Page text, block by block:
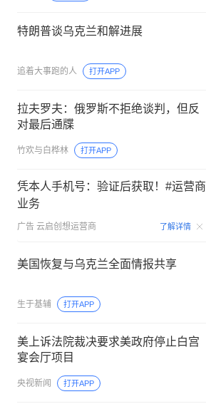
特朗普谈乌克兰和解进展
追着大事跑的人 打开APP
拉夫罗夫：俄罗斯不拒绝谈判，但反
对最后通牒
竹欢与白桦林 打开APP
凭本人手机号：验证后获取！#运营商
业务
广告 云启创想运营商 了解详情
美国恢复与乌克兰全面情报共享
生于基辅 打开APP
美上诉法院裁决要求美政府停止白宫
宴会厅项目
央视新闻 打开APP